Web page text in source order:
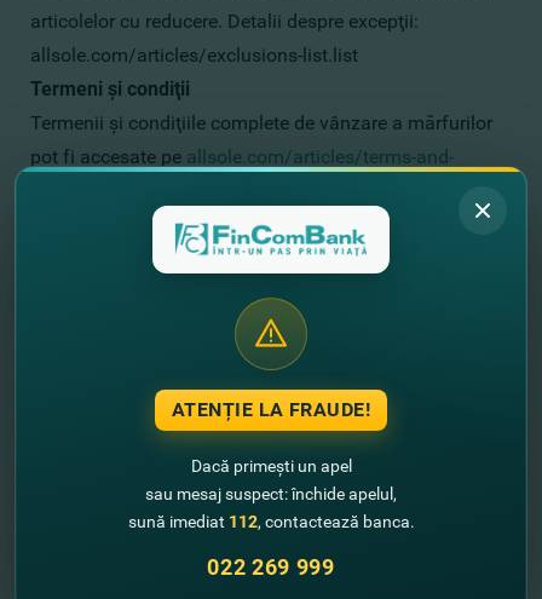
articolelor cu reducere. Detalii despre excepţii:
allsole.com/articles/exclusions-list.list
Termeni şi condiţii
Termenii şi condiţiile complete de vânzare a mărfurilor
pot fi accesate pe allsole.com/articles/terms-and-
Încă nu ai un card Mastercard de la FinComBank?
Atunci, deschide-ţi cardul AICI.
Vreai să afli despre toate ofertele
DETALII
Alte noutăţiATENȚIE LA FRAUDE!
Dacă primești un apel
sau mesaj suspect: închide apelul,
sună imediat 112, contactează banca.
022 269 999